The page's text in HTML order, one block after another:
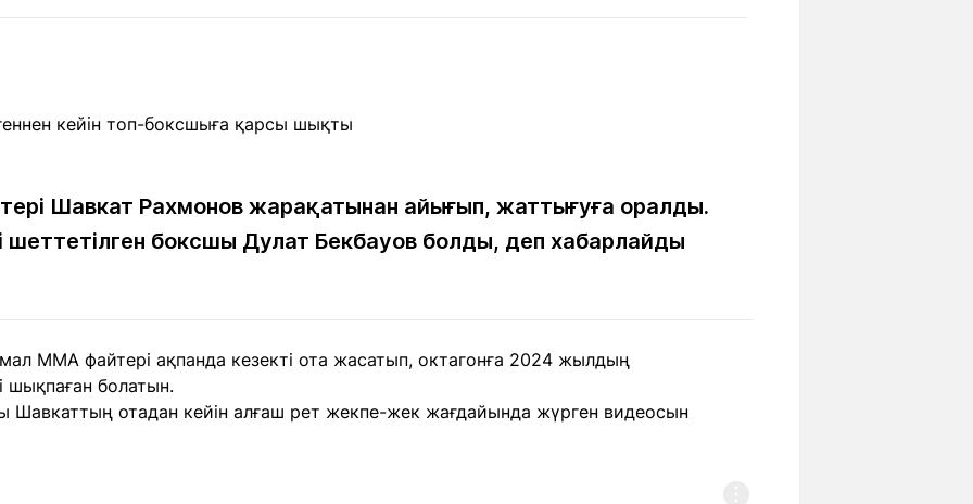
Бос жұмыс
Жарнама
Баспасөз
релиздері
Ашық түсті
(700) 3 888 188
Шавкат Рахмонов жарақатынан айығып, жаттығуға оралды.
шеттетілген боксшы Дулат Бекбауов болды, деп хабарлайды
MMA файтері ақпанда кезекті ота жасатып, октагонға 2024 жылдың
шықпаған болатын.
Шавкаттың отадан кейін алғаш рет жекпе-жек жағдайында жүрген видеосын